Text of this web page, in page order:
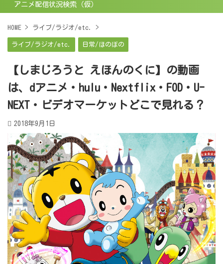
アニメ配信状況検索（仮）
HOME > ライブ/ラジオ/etc. >
ライブ/ラジオ/etc. 日常/ほのぼの
【しまじろうと えほんのくに】の動画
は、dアニメ・hulu・Nextflix・FOD・U-
NEXT・ビデオマーケットどこで見れる？
2018年9月1日